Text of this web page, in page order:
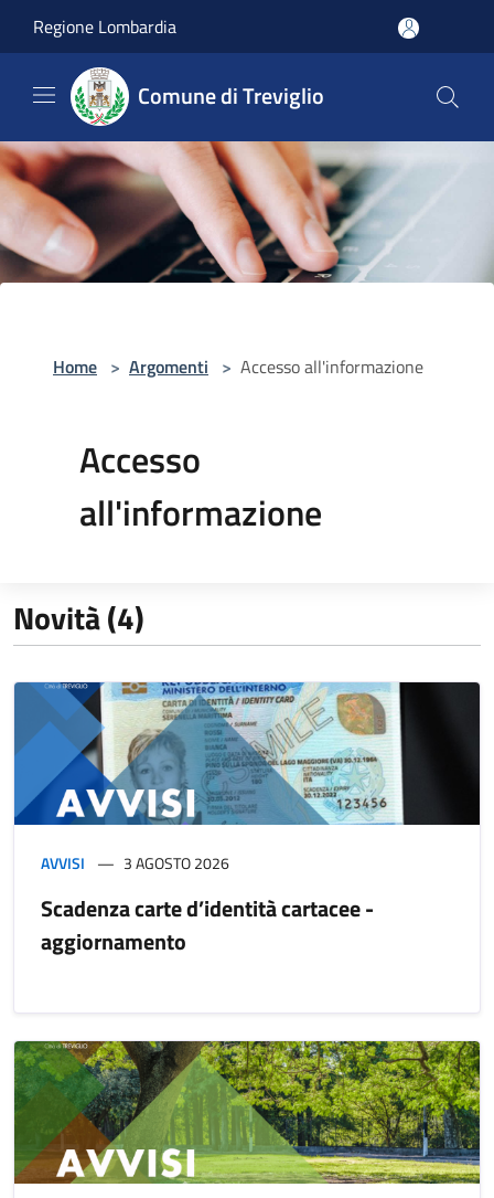
Regione Lombardia
Comune di Treviglio
Home > Argomenti > Accesso all'informazione
Accesso
all'informazione
Novità (4)
AVVISI 3 AGOSTO 2026
Scadenza carte d’identità cartacee -
aggiornamento